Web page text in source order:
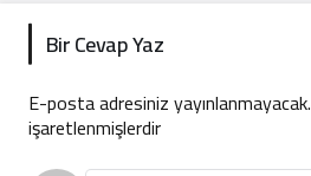
Bir Cevap Yaz
E-posta adresiniz yayınlanmayacak.
işaretlenmişlerdir